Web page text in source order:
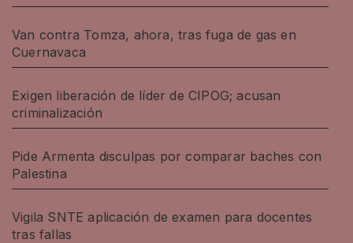
Van contra Tomza, ahora, tras fuga de gas en
Cuernavaca
Exigen liberación de líder de CIPOG; acusan
criminalización
Pide Armenta disculpas por comparar baches con
Palestina
Vigila SNTE aplicación de examen para docentes
tras fallas